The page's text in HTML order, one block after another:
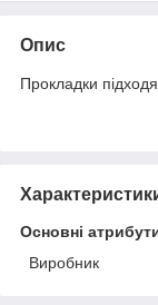
Опис
Прокладки
Основні
Виробник